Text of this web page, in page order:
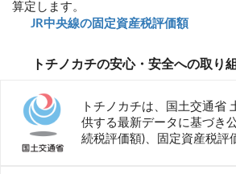
算定します。
JR中央線の固定資産税評価額
トチノカチの安心・安全への取り
トチノカチは、国土交通省
供する最新データに基づき
続税評価額)、固定資産税評